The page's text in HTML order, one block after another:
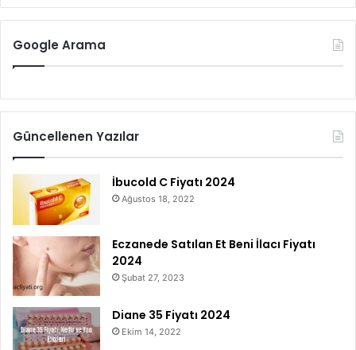
Google Arama
Güncellenen Yazılar
İbucold C Fiyatı 2024
Ağustos 18, 2022
Eczanede Satılan Et Beni İlacı Fiyatı
2024
Şubat 27, 2023
Diane 35 Fiyatı 2024
Ekim 14, 2022